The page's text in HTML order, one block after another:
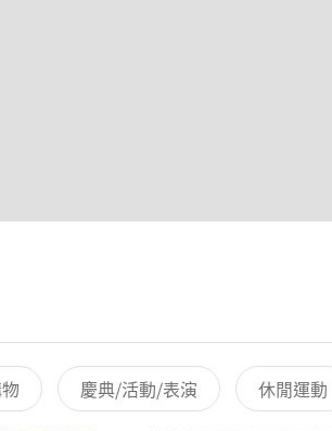
慶典/活動/表演 休閒運動